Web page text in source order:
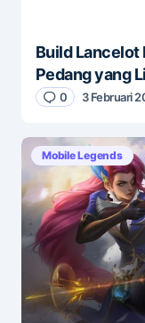
Build Lancelot
Pedang yang
0 3 Februari
Mobile Legends